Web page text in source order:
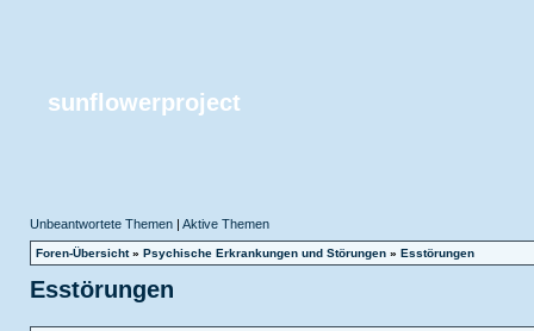
sunflowerproject
Unbeantwortete Themen| Aktive Themen
Foren-Übersicht» Psychische Erkrankungen und Störungen» Esstörungen
Esstörungen